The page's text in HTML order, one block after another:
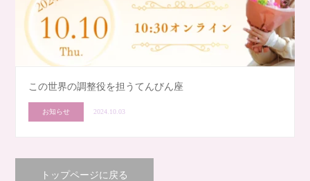
この世界の調整役を担うてんびん座
お知らせ 2024.10.03
トップページに戻る